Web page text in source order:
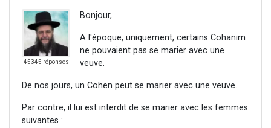
45345 réponses
Bonjour,
A l'époque, uniquement, certains Cohanim
ne pouvaient pas se marier avec une
veuve.
De nos jours, un Cohen peut se marier avec une veuve.
Par contre, il lui est interdit de se marier avec les femmes
suivantes :